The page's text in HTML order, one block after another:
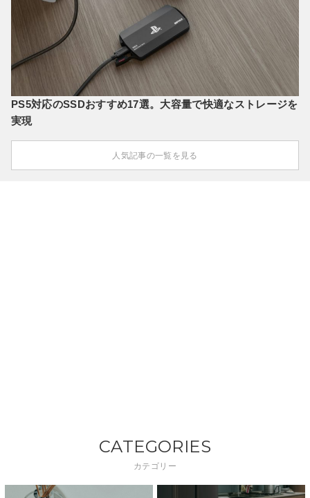
PS5対応のSSDおすすめ17選。大容量で快適なストレージを
実現
人気記事の一覧を見る
CATEGORIES
カテゴリー